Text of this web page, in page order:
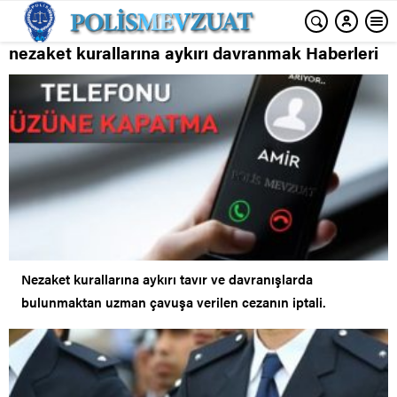
nezaket kurallarına aykırı davranmak Haberleri
Nezaket kurallarına aykırı tavır ve davranışlarda
bulunmaktan uzman çavuşa verilen cezanın iptali.